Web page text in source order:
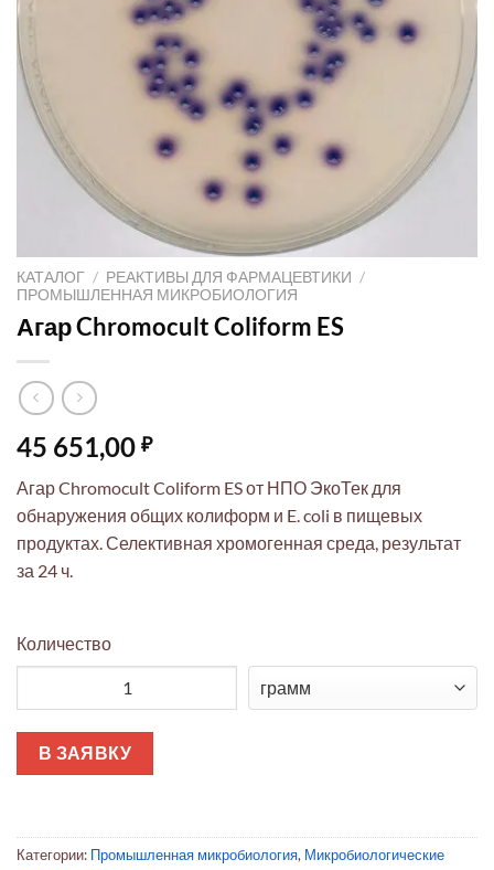
КАТАЛОГ / РЕАКТИВЫ ДЛЯ ФАРМАЦЕВТИКИ /
ПРОМЫШЛЕННАЯ МИКРОБИОЛОГИЯ
Агар Chromocult Coliform ES
45 651,00 ₽
Агар Chromocult Coliform ES от НПО ЭкоТек для
обнаружения общих колиформ и E. coli в пищевых
продуктах. Селективная хромогенная среда, результат
за 24 ч.
Количество
В ЗАЯВКУ
Категории: Промышленная микробиология, Микробиологические